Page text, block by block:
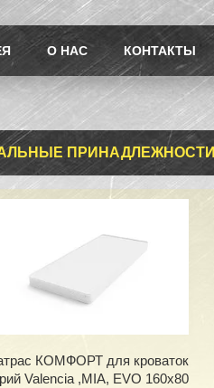
О НАС КОНТАКТЫ
ПРИНАДЛЕЖНОСТИ
КОМФОРТ для кроваток
Valencia ,MIA, EVO 160x80